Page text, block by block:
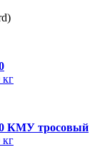
кг
КМУ тросовый
кг